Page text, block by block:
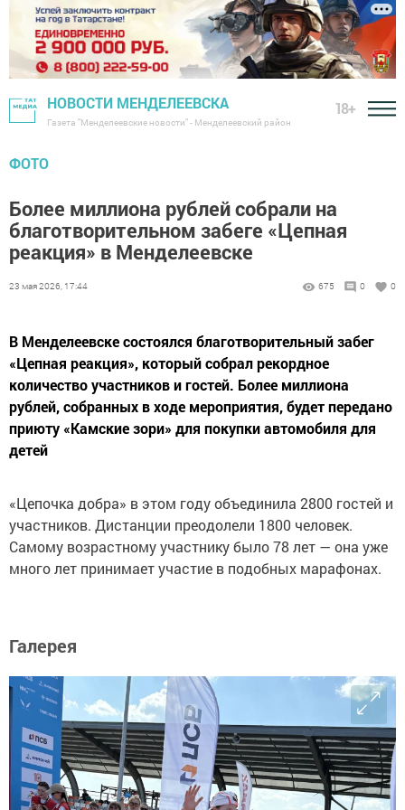
НОВОСТИ МЕНДЕЛЕЕВСКА
Газета "Менделеевские новости" - Менделеевский район
18+
ФОТО
Более миллиона рублей собрали на
благотворительном забеге «Цепная
реакция» в Менделеевске
23 мая 2026, 17:44 675 0 0
В Менделеевске состоялся благотворительный забег
«Цепная реакция», который собрал рекордное
количество участников и гостей. Более миллиона
рублей, собранных в ходе мероприятия, будет передано
приюту «Камские зори» для покупки автомобиля для
детей
«Цепочка добра» в этом году объединила 2800 гостей и
участников. Дистанции преодолели 1800 человек.
Самому возрастному участнику было 78 лет — она уже
много лет принимает участие в подобных марафонах.
Галерея